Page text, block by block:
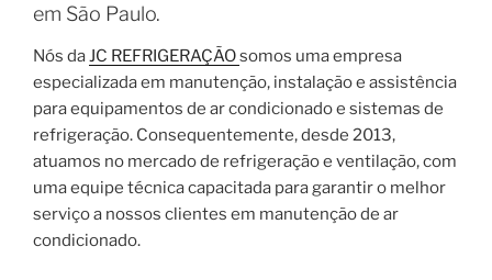
em São Paulo.
Nós daJC REFRIGERAÇÃOsomos uma empresa
especializada em manutenção, instalação e assistência
para equipamentos de ar condicionado e sistemas de
refrigeração. Consequentemente, desde 2013,
atuamos no mercado de refrigeração e ventilação, com
uma equipe técnica capacitada para garantir o melhor
serviço a nossos clientes em manutenção de ar
condicionado.